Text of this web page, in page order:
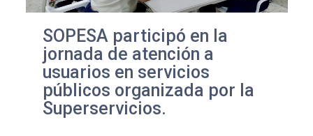
SOPESA participó en la
jornada de atención a
usuarios en servicios
públicos organizada por la
Superservicios.